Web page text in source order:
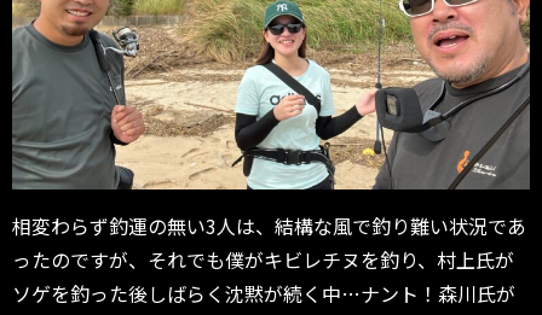
相変わらず釣運の無い3人は、結構な風で釣り難い状況であ
ったのですが、それでも僕がキビレチヌを釣り、村上氏が
ソゲを釣った後しばらく沈黙が続く中…ナント！森川氏が